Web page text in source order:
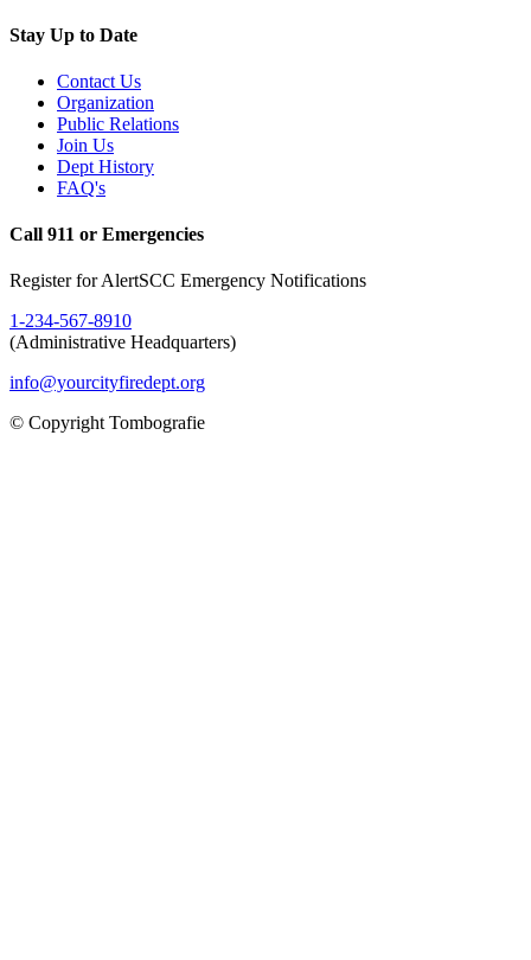
Stay Up to Date
Contact Us
Organization
Public Relations
Join Us
Dept History
FAQ's
Call 911 or Emergencies
Register for AlertSCC Emergency Notifications
1-234-567-8910
(Administrative Headquarters)
info@yourcityfiredept.org
© Copyright Tombografie